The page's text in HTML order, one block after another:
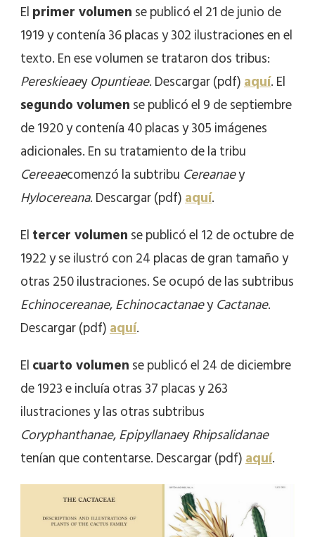
Elprimer volumense publicó el 21 de junio de
1919 y contenía 36 placas y 302 ilustraciones en el
texto. En ese volumen se trataron dos tribus:
PereskieaeyOpuntieae. Descargar (pdf)aquí. El
segundo volumense publicó el 9 de septiembre
de 1920 y contenía 40 placas y 305 imágenes
adicionales. En su tratamiento de la tribu
Cereeaecomenzó la subtribu Cereanaey
Hylocereana. Descargar (pdf)aquí.
Eltercer volumense publicó el 12 de octubre de
1922 y se ilustró con 24 placas de gran tamaño y
otras 250 ilustraciones. Se ocupó de las subtribus
Echinocereanae,EchinocactanaeyCactanae.
Descargar (pdf)aquí.
Elcuarto volumense publicó el 24 de diciembre
de 1923 e incluía otras 37 placas y 263
ilustraciones y las otras subtribus
Coryphanthanae,EpipyllanaeyRhipsalidanae
tenían que contentarse. Descargar (pdf)aquí.